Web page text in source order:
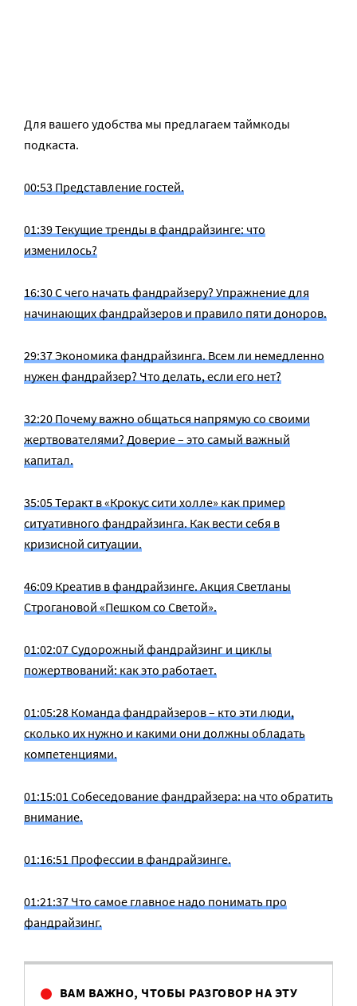
Для вашего удобства мы предлагаем таймкоды
подкаста.
00:53 Представление гостей.
01:39 Текущие тренды в фандрайзинге: что
изменилось?
16:30 С чего начать фандрайзеру? Упражнение для
начинающих фандрайзеров и правило пяти доноров.
29:37 Экономика фандрайзинга. Всем ли немедленно
нужен фандрайзер? Что делать, если его нет?
32:20 Почему важно общаться напрямую со своими
жертвователями? Доверие – это самый важный
капитал.
35:05 Теракт в «Крокус сити холле» как пример
ситуативного фандрайзинга. Как вести себя в
кризисной ситуации.
46:09 Креатив в фандрайзинге. Акция Светланы
Строгановой «Пешком со Светой».
01:02:07 Судорожный фандрайзинг и циклы
пожертвований: как это работает.
01:05:28 Команда фандрайзеров – кто эти люди,
сколько их нужно и какими они должны обладать
компетенциями.
01:15:01 Собеседование фандрайзера: на что обратить
внимание.
01:16:51 Профессии в фандрайзинге.
01:21:37 Что самое главное надо понимать про
фандрайзинг.
ВАМ ВАЖНО, ЧТОБЫ РАЗГОВОР НА ЭТУ